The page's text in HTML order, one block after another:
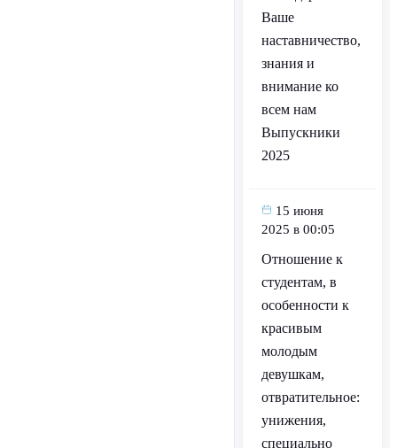
Ваше
наставничество,
знания и
внимание ко
всем нам
Выпускники
2025
15 июня
2025 в 00:05
Отношение к
студентам, в
особенности к
красивым
молодым
девушкам,
отвратительное:
унижения,
специально